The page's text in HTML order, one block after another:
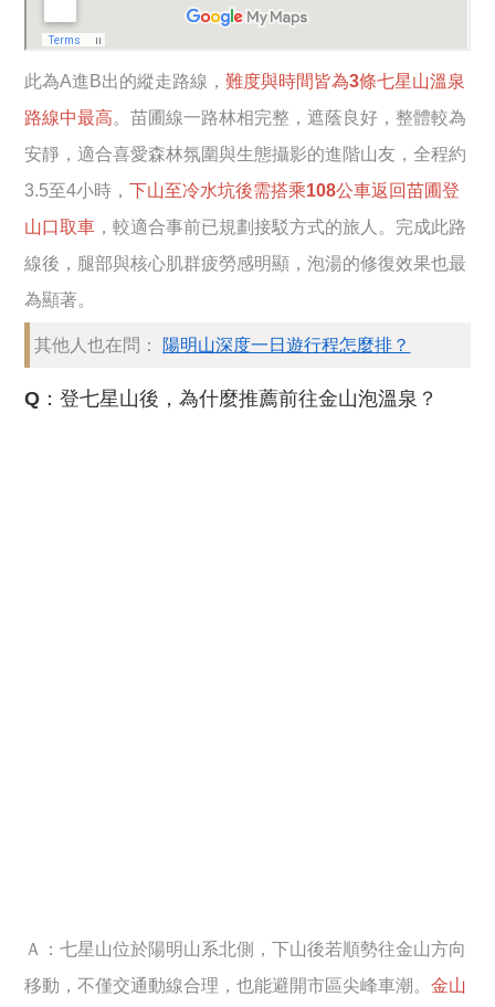
此為A進B出的縱走路線，難度與時間皆為3條七星山溫泉
路線中最高。苗圃線一路林相完整，遮蔭良好，整體較為
安靜，適合喜愛森林氛圍與生態攝影的進階山友，全程約
3.5至4小時，下山至冷水坑後需搭乘108公車返回苗圃登
山口取車 ，較適合事前已規劃接駁方式的旅人。完成此路
線後，腿部與核心肌群疲勞感明顯，泡湯的修復效果也最
為顯著。
其他人也在問： 陽明山深度一日遊行程怎麼排？
Q：登七星山後，為什麼推薦前往金山泡溫泉？
Ａ：七星山位於陽明山系北側，下山後若順勢往金山方向
移動，不僅交通動線合理，也能避開市區尖峰車潮。金山